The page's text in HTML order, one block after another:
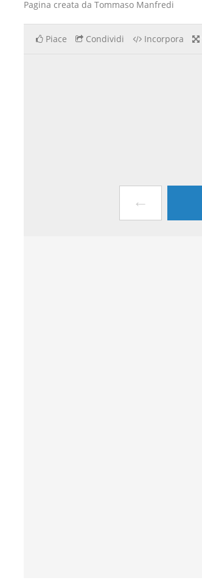
Pagina creata da Tommaso Manfredi
Piace Condividi Incorpora
←